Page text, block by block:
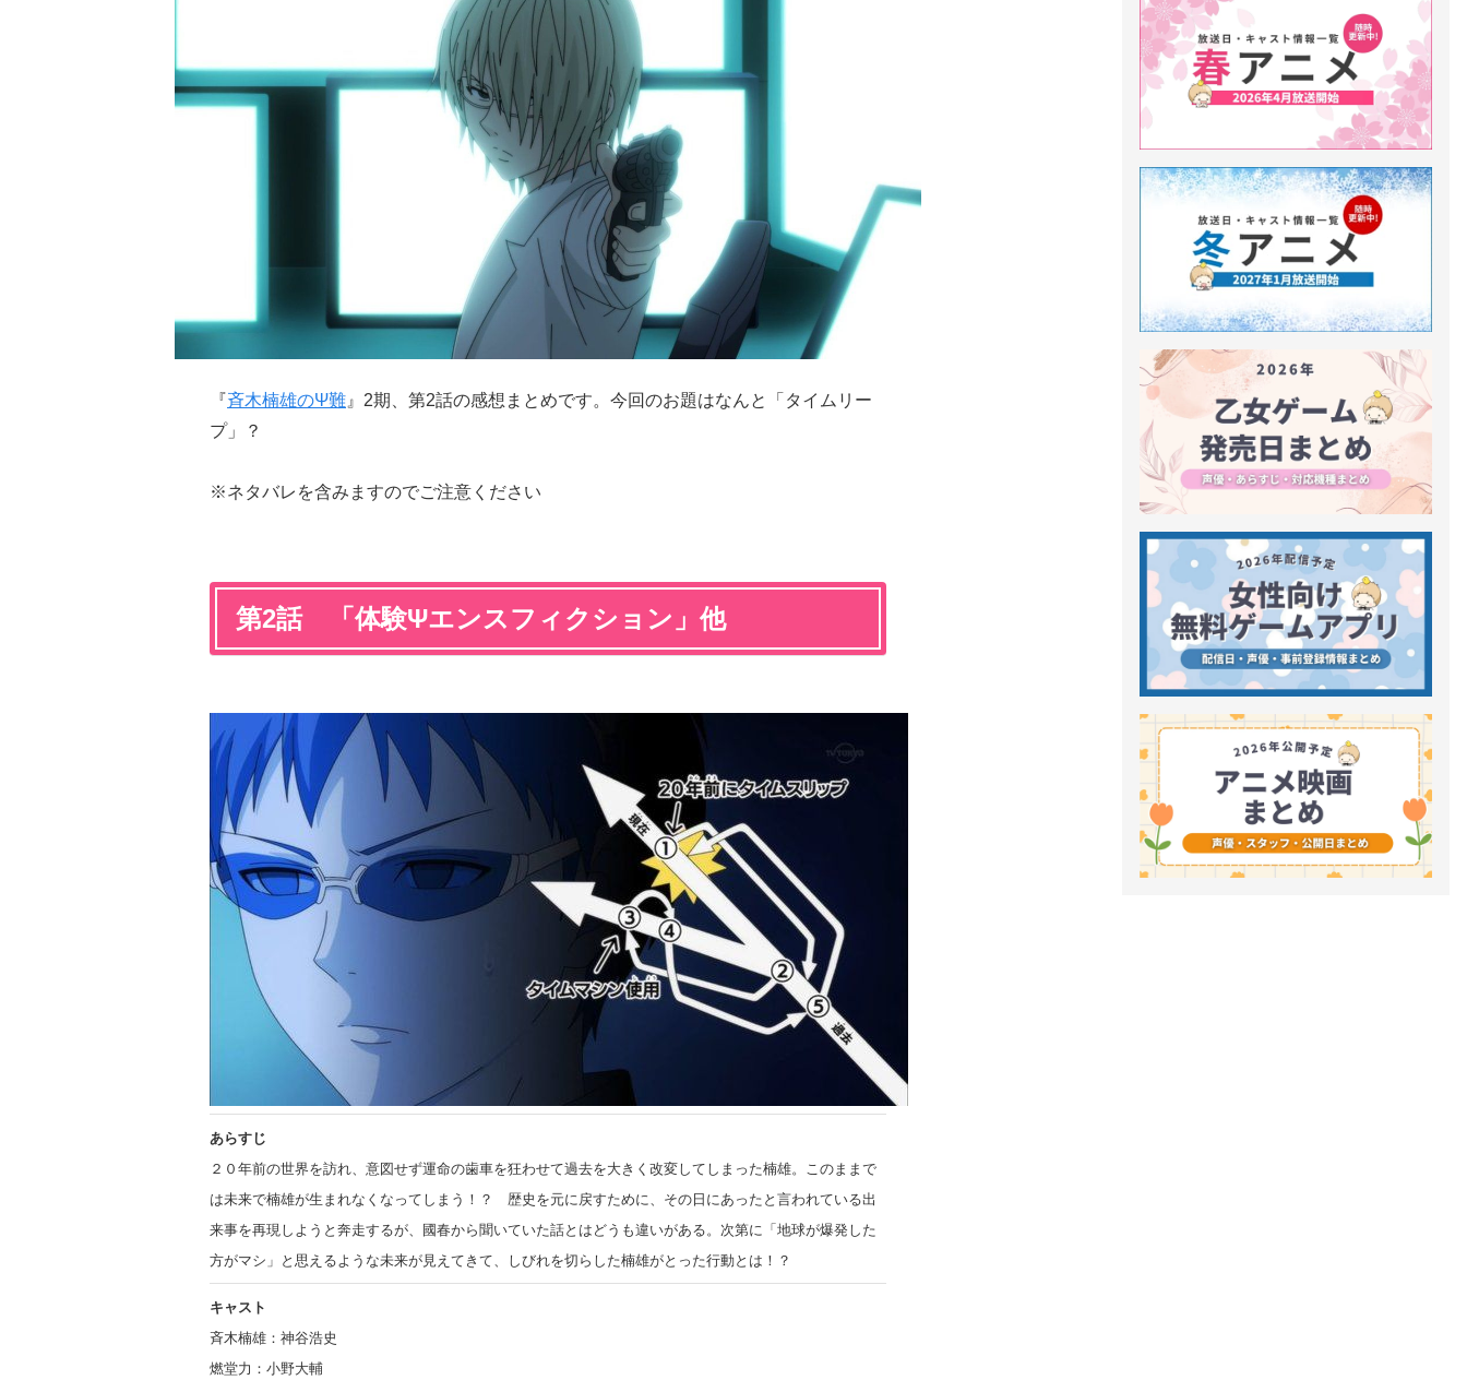
『斉木楠雄のΨ難 』2期、第2話の感想まとめです。今回のお題はなんと「タイムリー
プ」？
※ネタバレを含みますのでご注意ください
第2話 「体験Ψエンスフィクション」他
あらすじ
２０年前の世界を訪れ、意図せず運命の歯車を狂わせて過去を大きく改変してしまった楠雄。このままで
は未来で楠雄が生まれなくなってしまう！？ 歴史を元に戻すために、その日にあったと言われている出
来事を再現しようと奔走するが、國春から聞いていた話とはどうも違いがある。次第に「地球が爆発した
方がマシ」と思えるような未来が見えてきて、しびれを切らした楠雄がとった行動とは！？
キャスト
斉木楠雄：神谷浩史
燃堂力：小野大輔